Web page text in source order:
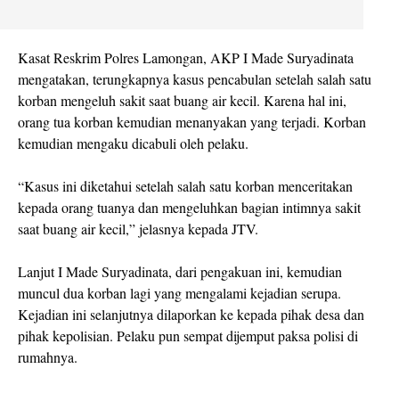
Kasat Reskrim Polres Lamongan, AKP I Made Suryadinata
mengatakan, terungkapnya kasus pencabulan setelah salah satu
korban mengeluh sakit saat buang air kecil. Karena hal ini,
orang tua korban kemudian menanyakan yang terjadi. Korban
kemudian mengaku dicabuli oleh pelaku.
“Kasus ini diketahui setelah salah satu korban menceritakan
kepada orang tuanya dan mengeluhkan bagian intimnya sakit
saat buang air kecil,” jelasnya kepada JTV.
Lanjut I Made Suryadinata, dari pengakuan ini, kemudian
muncul dua korban lagi yang mengalami kejadian serupa.
Kejadian ini selanjutnya dilaporkan ke kepada pihak desa dan
pihak kepolisian. Pelaku pun sempat dijemput paksa polisi di
rumahnya.